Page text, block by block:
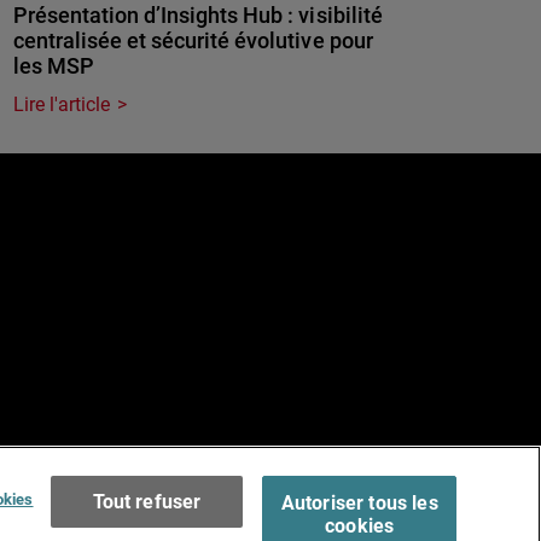
Présentation d’Insights Hub : visibilité
centralisée et sécurité évolutive pour
les MSP
Lire l'article
of Use >Tout refuser
Autoriser tous les
cookies